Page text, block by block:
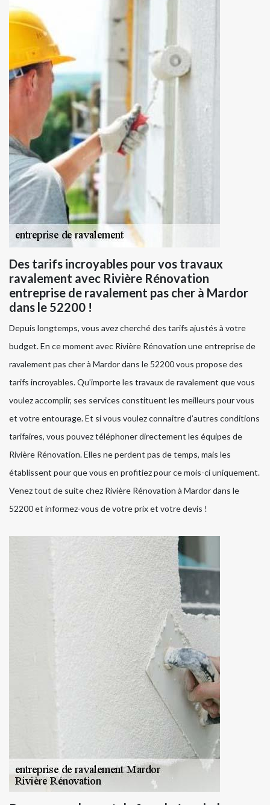
Des tarifs incroyables pour vos travaux
ravalement avec Rivière Rénovation
entreprise de ravalement pas cher à Mardor
dans le 52200 !
Depuis longtemps, vous avez cherché des tarifs ajustés à votre
budget. En ce moment avec Rivière Rénovation une entreprise de
ravalement pas cher à Mardor dans le 52200 vous propose des
tarifs incroyables. Qu’importe les travaux de ravalement que vous
voulez accomplir, ses services constituent les meilleurs pour vous
et votre entourage. Et si vous voulez connaitre d’autres conditions
tarifaires, vous pouvez téléphoner directement les équipes de
Rivière Rénovation. Elles ne perdent pas de temps, mais les
établissent pour que vous en profitiez pour ce mois-ci uniquement.
Venez tout de suite chez Rivière Rénovation à Mardor dans le
52200 et informez-vous de votre prix et votre devis !